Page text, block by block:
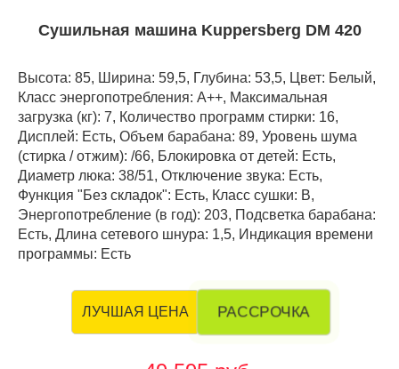
Сушильная машина Kuppersberg DM 420
Высота: 85, Ширина: 59,5, Глубина: 53,5, Цвет: Белый,
Класс энергопотребления: А++, Максимальная
загрузка (кг): 7, Количество программ стирки: 16,
Дисплей: Есть, Объем барабана: 89, Уровень шума
(стирка / отжим): /66, Блокировка от детей: Есть,
Диаметр люка: 38/51, Отключение звука: Есть,
Функция "Без складок": Есть, Класс сушки: В,
Энергопотребление (в год): 203, Подсветка барабана:
Есть, Длина сетевого шнура: 1,5, Индикация времени
программы: Есть
ЛУЧШАЯ ЦЕНА РАССРОЧКА